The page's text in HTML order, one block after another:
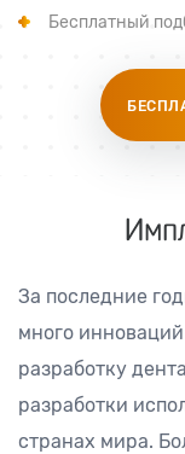
Бесплатный
За последние
много
разработку
разработки
странах мира.